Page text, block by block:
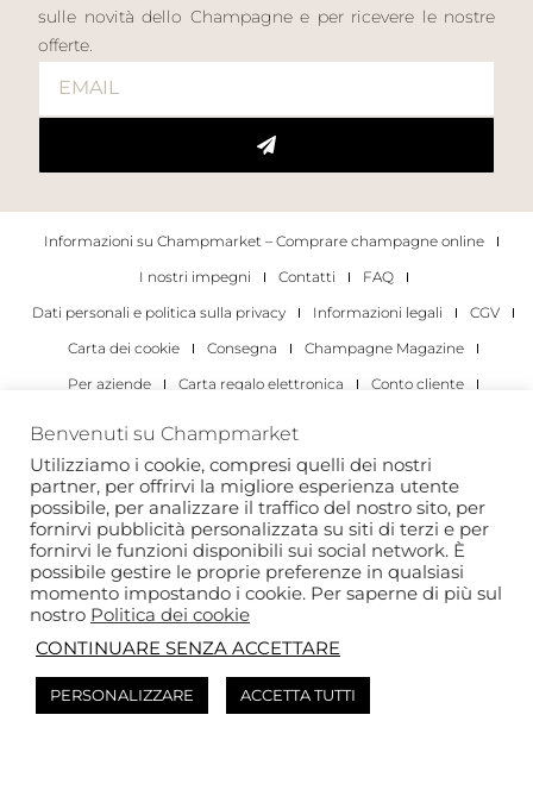
sulle novità dello Champagne e per ricevere le nostre
offerte.
Informazioni su Champmarket – Comprare champagne online
I nostri impegni
Contatti
FAQ
Dati personali e politica sulla privacy
Informazioni legali
CGV
Carta dei cookie
Consegna
Champagne Magazine
Per aziende
Carta regalo elettronica
Conto cliente
Per gli individui
Per le aziende
Copyright 2022 © tutti i diritti riservati. Champmarket.
Benvenuti su Champmarket
Utilizziamo i cookie, compresi quelli dei nostri
partner, per offrirvi la migliore esperienza utente
possibile, per analizzare il traffico del nostro sito, per
fornirvi pubblicità personalizzata su siti di terzi e per
fornirvi le funzioni disponibili sui social network. È
possibile gestire le proprie preferenze in qualsiasi
momento impostando i cookie. Per saperne di più sul
nostro Politica dei cookie
CONTINUARE SENZA ACCETTARE
PERSONALIZZARE ACCETTA TUTTI